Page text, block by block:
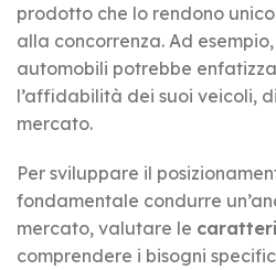
prodotto che lo rendono
alla concorrenza. Ad
automobili potrebbe
l’affidabilità dei suoi veicoli,
mercato.
Per sviluppare il
fondamentale condurre
mercato, valutare le
comprendere i bisogni